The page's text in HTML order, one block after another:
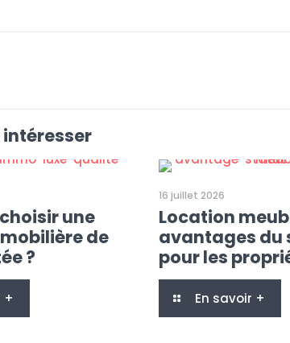
une
de
?
+
16 juillet 2026
Location
avantages du
pour les
En savoir +